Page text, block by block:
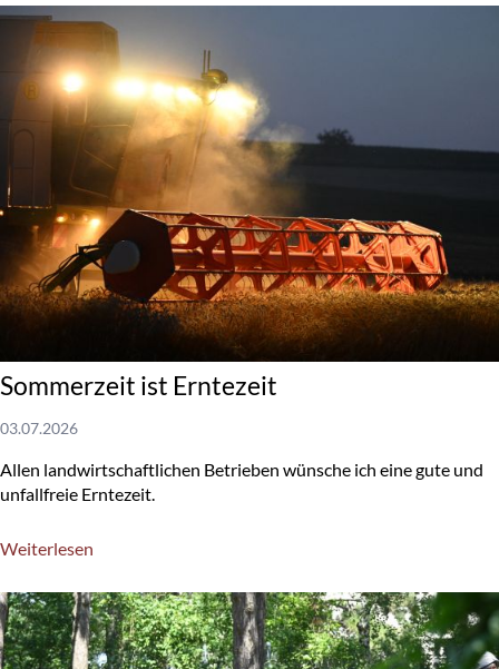
Sommerzeit ist Erntezeit
03.07.2026
Allen landwirtschaftlichen Betrieben wünsche ich eine gute und
unfallfreie Erntezeit.
Weiterlesen